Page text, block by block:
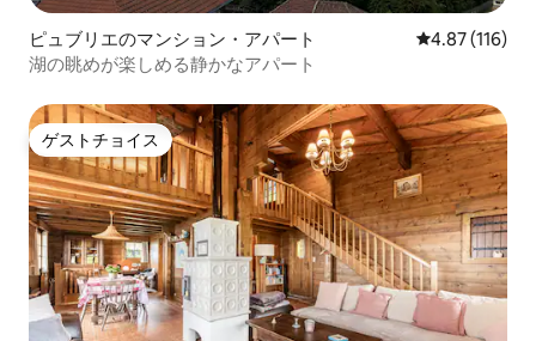
ピュブリエのマンション・アパート レビュー116
4.87 (116)
湖の眺めが楽しめる静かなアパート
ゲストチョイス
ゲストチョイス